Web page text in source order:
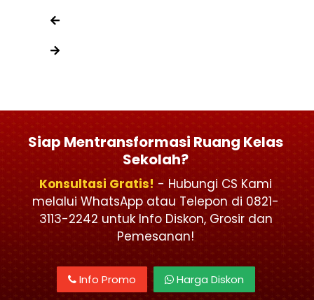
Siap Mentransformasi Ruang Kelas
Sekolah?
Konsultasi Gratis! - Hubungi CS Kami
melalui WhatsApp atau Telepon di 0821-
3113-2242 untuk Info Diskon, Grosir dan
Pemesanan!
Info Promo Harga Diskon